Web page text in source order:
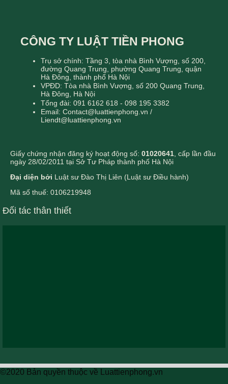
CÔNG TY LUẬT TIỀN PHONG
Trụ sở chính: Tầng 3, tòa nhà Bình Vượng, số 200,
đường Quang Trung, phường Quang Trung, quận
Hà Đông, thành phố Hà Nội
VPĐD: Tòa nhà Bình Vượng, số 200 Quang Trung,
Hà Đông, Hà Nội
Tổng đài: 091 6162 618 - 098 195 3382
Email: Contact@luattienphong.vn /
Liendt@luattienphong.vn
Giấy chứng nhận đăng ký hoạt động số: 01020641 , cấp lần đầu
ngày 28/02/2011 tại Sở Tư Pháp thành phố Hà Nội
Đại diện bởi Luật sư Đào Thị Liên (Luật sư Điều hành)
Mã số thuế: 0106219948
Đối tác thân thiết
©2020 Bản quyền thuộc về Luattienphong.vn